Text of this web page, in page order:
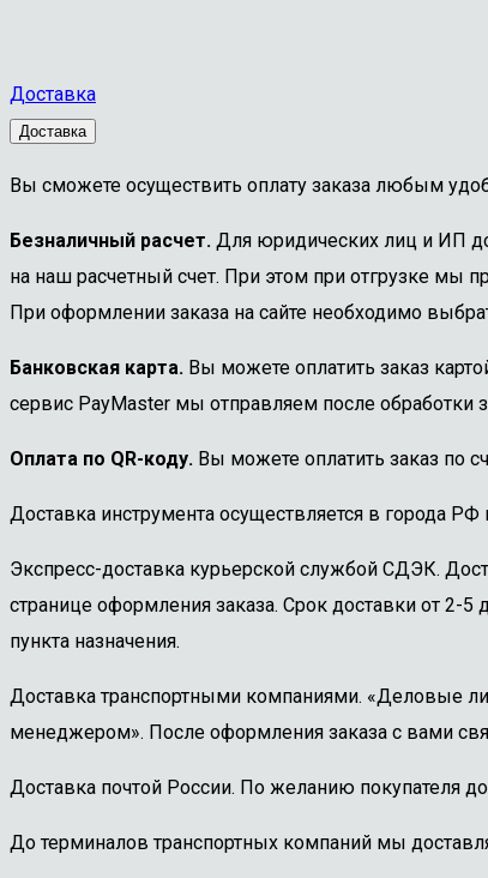
Доставка
Доставка
Вы сможете осуществить оплату заказа любым
Безналичный расчет. Для юридических лиц и ИП
на наш расчетный счет. При этом при отгрузке мы
При оформлении заказа на сайте необходимо
Банковская карта. Вы можете оплатить заказ
сервис PayMaster мы отправляем после обработки
Оплата по QR-коду. Вы можете оплатить заказ по
Доставка инструмента осуществляется в города
Экспресс-доставка курьерской службой СДЭК.
странице оформления заказа. Срок доставки от 2-5
пункта назначения.
Доставка транспортными компаниями. «Деловые
менеджером». После оформления заказа с вами
Доставка почтой России. По желанию покупателя
До терминалов транспортных компаний мы